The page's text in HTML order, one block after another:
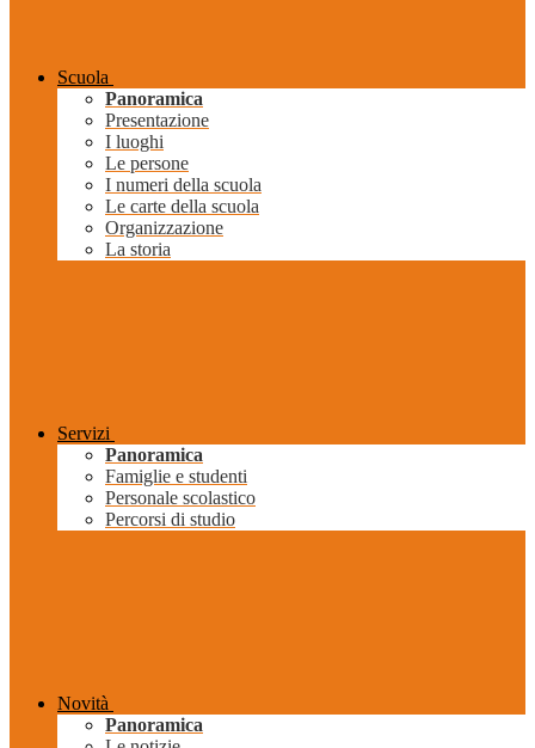
Scuola
Panoramica
Presentazione
I luoghi
Le persone
I numeri della scuola
Le carte della scuola
Organizzazione
La storia
Servizi
Panoramica
Famiglie e studenti
Personale scolastico
Percorsi di studio
Novità
Panoramica